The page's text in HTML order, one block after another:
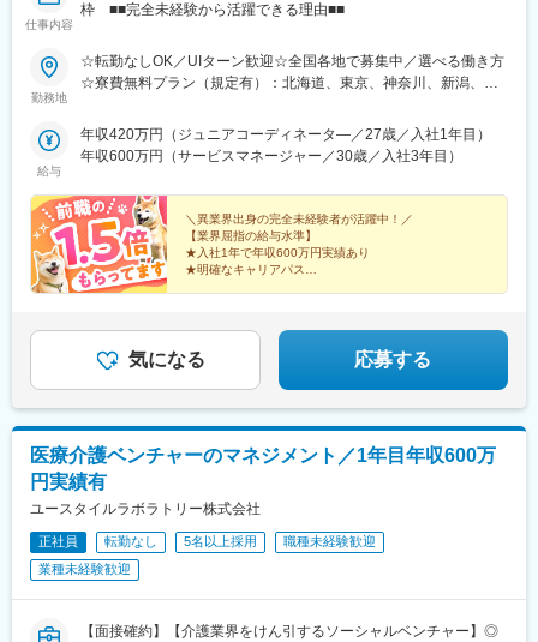
仕事内容
枠 ■■完全未経験から活躍できる理由■■
勤務地
☆転勤なしOK／UIターン歓迎☆全国各地で募集中／選べる働き方
☆寮費無料プラン（規定有）：北海道、東京、神奈川、新潟、三
ス】◇地元採用・転勤なし可■東北／北海道、青森、岩手、宮城、
山形、福島■関東甲信越／茨城、栃木、群馬、埼玉、千葉、東京、
■関西／滋賀、京都、大阪、兵庫、奈良、和歌山■中国・四国／岡
山、広島、山口、徳島、香川、愛媛、高知■九州／福岡、佐賀、長
崎、熊本、大分、宮崎、鹿児島、沖縄☆江戸川・川崎・湘南・川
越・香川・徳島・青森・多摩川にて新規オープン★別事業へのキ
ャリアチェンジによる昇格可能☆ページ下部「勤務地の一例」も
ご参照ください【2／全国マネージャーコース】◆全国募集／引越
在地はHP参照⇒養成期間後の勤務地は現在お住まいの地域又はジ
ェネラルマネージャーと相談の上決定◆引越し手当支給・家賃無
料の借り上げ社宅提供☆早期キャリアアップしたい方に最適なポ
ジション
給与
年収420万円（ジュニアコーディネータ―／27歳／入社1年目）
年収600万円（サービスマネージャー／30歳／入社3年目）
＼異業界出身の完全未経験者が活躍中！／
【業界屈指の給与水準】
★入社1年で年収600万円実績あり
★明確なキャリアパス
気になる 応募する
医療介護ベンチャーのマネジメント／1年目年収600万
円実績有
ユースタイルラボラトリー株式会社
正社員 転勤なし 5名以上採用
職種未経験歓迎
業種未経験歓迎
【面接確約】【介護業界をけん引するソーシャルベンチャー】◎